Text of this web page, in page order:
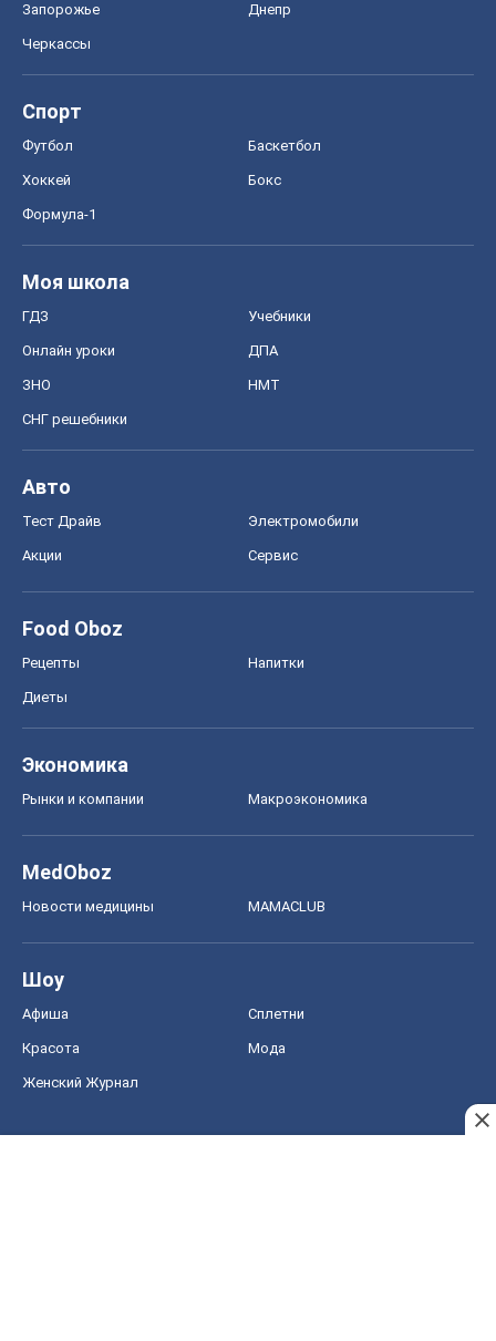
Запорожье Днепр
Черкассы
Спорт
Футбол Баскетбол
Хоккей Бокс
Формула-1
Моя школа
ГДЗ Учебники
Онлайн уроки ДПА
ЗНО НМТ
СНГ решебники
Авто
Тест Драйв Электромобили
Акции Сервис
Food Oboz
Рецепты Напитки
Диеты
Экономика
Рынки и компании Mакроэкономика
MedOboz
Новости медицины MAMACLUB
Шоу
Афиша Сплетни
Красота Мода
Женский Журнал